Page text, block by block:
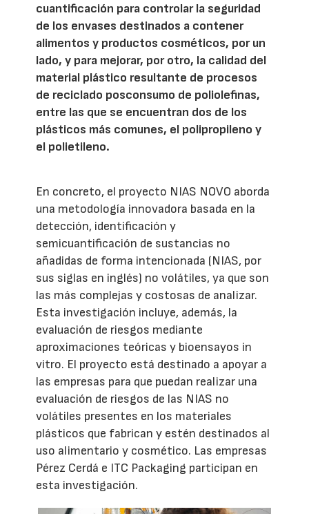
cuantificación para controlar la seguridad
de los envases destinados a contener
alimentos y productos cosméticos, por un
lado, y para mejorar, por otro, la calidad del
material plástico resultante de procesos
de reciclado posconsumo de poliolefinas,
entre las que se encuentran dos de los
plásticos más comunes, el polipropileno y
el polietileno.
En concreto, el proyecto NIAS NOVO aborda
una metodología innovadora basada en la
detección, identificación y
semicuantificación de sustancias no
añadidas de forma intencionada (NIAS, por
sus siglas en inglés) no volátiles, ya que son
las más complejas y costosas de analizar.
Esta investigación incluye, además, la
evaluación de riesgos mediante
aproximaciones teóricas y bioensayos in
vitro. El proyecto está destinado a apoyar a
las empresas para que puedan realizar una
evaluación de riesgos de las NIAS no
volátiles presentes en los materiales
plásticos que fabrican y estén destinados al
uso alimentario y cosmético. Las empresas
Pérez Cerdá e ITC Packaging participan en
esta investigación.